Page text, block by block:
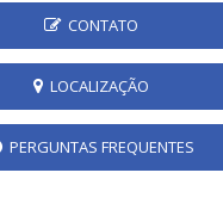
CONTATO
LOCALIZAÇÃO
PERGUNTAS FREQUENTES